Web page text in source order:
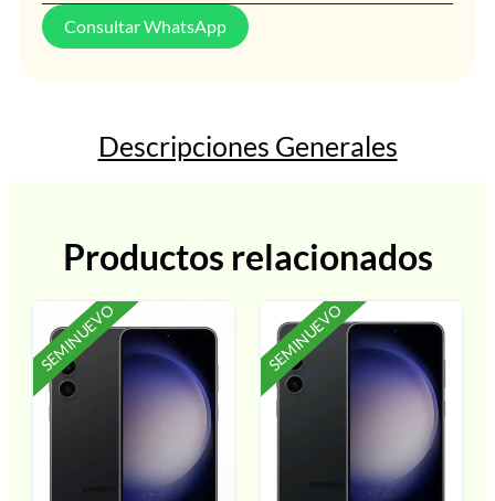
Consultar WhatsApp
Descripciones Generales
Productos relacionados
SEMINUEVO SEMINUEVO